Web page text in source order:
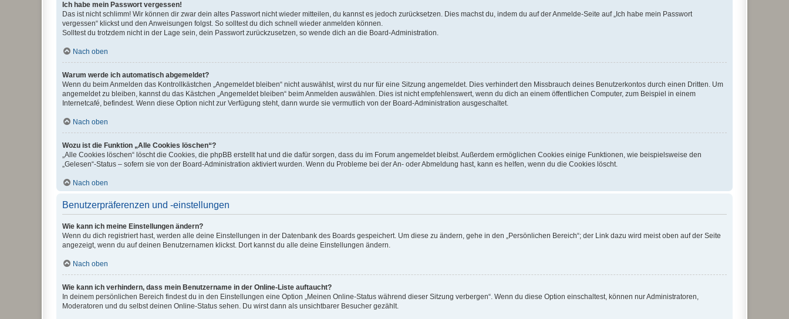
Ich habe mein Passwort vergessen!
Das ist nicht schlimm! Wir können dir zwar dein altes Passwort nicht wieder mitteilen, du kannst es jedoch zurücksetzen. Dies machst du, indem du auf der Anmelde-Seite auf „Ich habe mein Passwort
vergessen“ klickst und den Anweisungen folgst. So solltest du dich schnell wieder anmelden können.
Solltest du trotzdem nicht in der Lage sein, dein Passwort zurückzusetzen, so wende dich an die Board-Administration.
Nach oben
Warum werde ich automatisch abgemeldet?
Wenn du beim Anmelden das Kontrollkästchen „Angemeldet bleiben“ nicht auswählst, wirst du nur für eine Sitzung angemeldet. Dies verhindert den Missbrauch deines Benutzerkontos durch einen Dritten. Um
angemeldet zu bleiben, kannst du das Kästchen „Angemeldet bleiben“ beim Anmelden auswählen. Dies ist nicht empfehlenswert, wenn du dich an einem öffentlichen Computer, zum Beispiel in einem
Internetcafé, befindest. Wenn diese Option nicht zur Verfügung steht, dann wurde sie vermutlich von der Board-Administration ausgeschaltet.
Nach oben
Wozu ist die Funktion „Alle Cookies löschen“?
„Alle Cookies löschen“ löscht die Cookies, die phpBB erstellt hat und die dafür sorgen, dass du im Forum angemeldet bleibst. Außerdem ermöglichen Cookies einige Funktionen, wie beispielsweise den
„Gelesen“-Status – sofern sie von der Board-Administration aktiviert wurden. Wenn du Probleme bei der An- oder Abmeldung hast, kann es helfen, wenn du die Cookies löscht.
Nach oben
Benutzerpräferenzen und -einstellungen
Wie kann ich meine Einstellungen ändern?
Wenn du dich registriert hast, werden alle deine Einstellungen in der Datenbank des Boards gespeichert. Um diese zu ändern, gehe in den „Persönlichen Bereich“; der Link dazu wird meist oben auf der Seite
angezeigt, wenn du auf deinen Benutzernamen klickst. Dort kannst du alle deine Einstellungen ändern.
Nach oben
Wie kann ich verhindern, dass mein Benutzername in der Online-Liste auftaucht?
In deinem persönlichen Bereich findest du in den Einstellungen eine Option „Meinen Online-Status während dieser Sitzung verbergen“. Wenn du diese Option einschaltest, können nur Administratoren,
Moderatoren und du selbst deinen Online-Status sehen. Du wirst dann als unsichtbarer Besucher gezählt.